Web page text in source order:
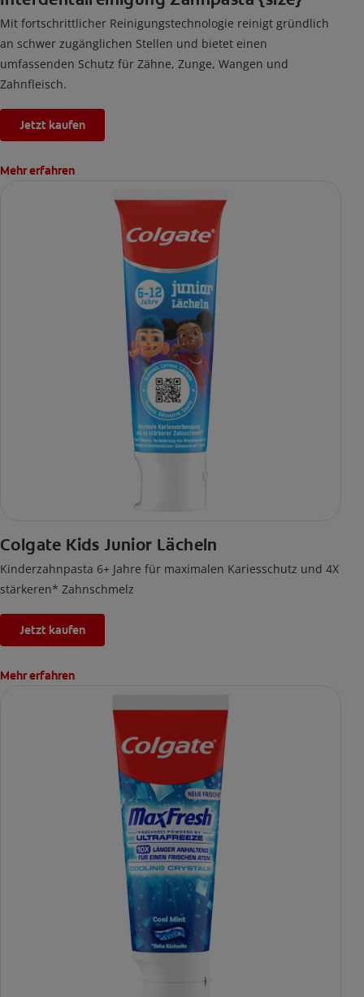
Mit fortschrittlicher Reinigungstechnologie reinigt gründlich
an schwer zugänglichen Stellen und bietet einen
umfassenden Schutz für Zähne, Zunge, Wangen und
Zahnfleisch.
Jetzt kaufen
Mehr erfahren
Colgate Kids Junior Lächeln
Kinderzahnpasta 6+ Jahre für maximalen Kariesschutz und 4X
stärkeren* Zahnschmelz
Jetzt kaufen
Mehr erfahren